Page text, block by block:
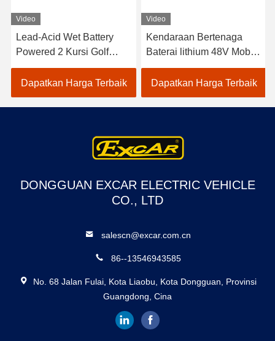
Video
Lead-Acid Wet Battery
Powered 2 Kursi Golf
Carts / Electric Buggy Car
Golf
Dapatkan Harga Terbaik
Video
Kendaraan Bertenaga
Baterai lithium 48V Mobil
Golf Listrik EXCAR
A1S6+2 Putih
Dapatkan Harga Terbaik
DONGGUAN EXCAR ELECTRIC VEHICLE
CO., LTD
salescn@excar.com.cn
86--13546943585
No. 68 Jalan Fulai, Kota Liaobu, Kota Dongguan, Provinsi
Guangdong, Cina